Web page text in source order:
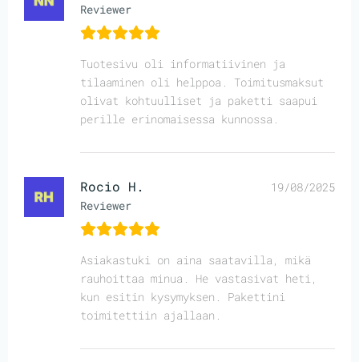
Reviewer
Tuotesivu oli informatiivinen ja
tilaaminen oli helppoa. Toimitusmaksut
olivat kohtuulliset ja paketti saapui
perille erinomaisessa kunnossa.
Rocio H.
Reviewer
19/08/2025
Asiakastuki on aina saatavilla, mikä
rauhoittaa minua. He vastasivat heti,
kun esitin kysymyksen. Pakettini
toimitettiin ajallaan.